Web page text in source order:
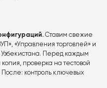
Ставим свежие
, «Управления торговлей» и
Перед каждым
проверка на тестовой
После: контроль ключевых